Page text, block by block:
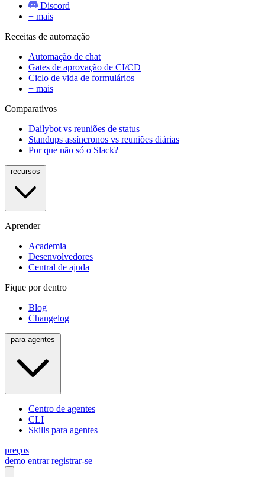
Discord
+ mais
Receitas de automação
Automação de chat
Gates de aprovação de CI/CD
Ciclo de vida de formulários
+ mais
Comparativos
Dailybot vs reuniões de status
Standups assíncronos vs reuniões diárias
Por que não só o Slack?
Aprender
Academia
Desenvolvedores
Central de ajuda
Fique por dentro
Blog
Changelog
Centro de agentes
CLI
Skills para agentes
preços
demo entrar registrar-se